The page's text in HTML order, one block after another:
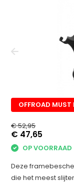
OFFROAD MUST
€ 52,95
€ 47,65
OP VOORRAAD
Deze
die het meest